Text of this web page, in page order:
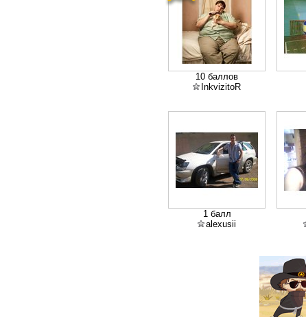
10 баллов
InkvizitoR
1 балл
alexusii